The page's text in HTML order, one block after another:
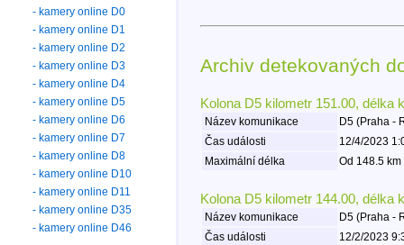
Archiv detekovaných
Kolona D5 kilometr 151.00, délka
Název komunikace
D5 (Praha -
Čas události
12/4/2023
Maximální délka
Od 148.5
Kolona D5 kilometr 144.00, délka
Název komunikace
D5 (Praha -
Čas události
12/2/2023
- kamery online D0
- kamery online D1
- kamery online D2
- kamery online D3
- kamery online D4
- kamery online D5
- kamery online D6
- kamery online D7
- kamery online D8
- kamery online D10
- kamery online D11
- kamery online D35
- kamery online D46